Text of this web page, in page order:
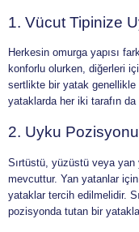
1. Vücut Tipinize
Herkesin omurga yapısı
konforlu olurken, diğerleri
sertlikte bir yatak
yataklarda her iki tarafın da
2. Uyku
Sırtüstü, yüzüstü veya
mevcuttur. Yan yatanlar
yataklar tercih edilmelidir.
pozisyonda tutan bir